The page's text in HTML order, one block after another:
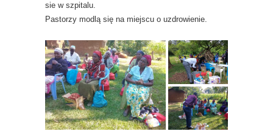
sie w szpitalu.
Pastorzy modlą się na miejscu o uzdrowienie.